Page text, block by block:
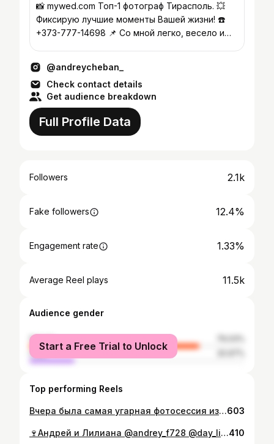
📸 mywed.com Топ-1 фотограф Тирасполь. 💥
Фиксирую лучшие моменты Вашей жизни! ☎️
+373-777-14698 📌 Со мной легко, весело и
@andreycheban_
Check contact details
Get audience breakdown
Full Profile Data
Followers 2.1k
Fake followers 12.4%
Engagement rate 1.33%
Average Reel plays 11.5k
Audience gender
female
male
Start a Free Trial to Unlock
Top performing Reels
Вчера была самая угарная фотосессия из моего челленджа. Пока смонтирую влог, насладитесь моментами😂😂😂 Фотограф @andreycheban_ Ассистент, гафер, контент мейкер @okgolsha Макияж укладка @lana.mua.pmr603
🍷Андрей и Лилиана @andrey_f728 @day_lily_black ▪️Even Host: @barhatniy_prazdnik ▪️Video: @dmitriy.dyakov ▪️Photo: @andreycheban_ ▪️Music: @partyfon___band ▪️Location: @kislov_wine ▪️Photozone: @holidaymood.pmr ▪️Catering: @eda.da.pmr410